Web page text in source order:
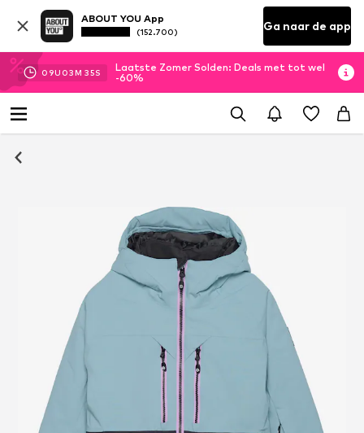
ABOUT YOU App
(152.700) Ga naar de app
09U 03M 34S
Laatste Zomer Solden: Deals met tot wel
-60%